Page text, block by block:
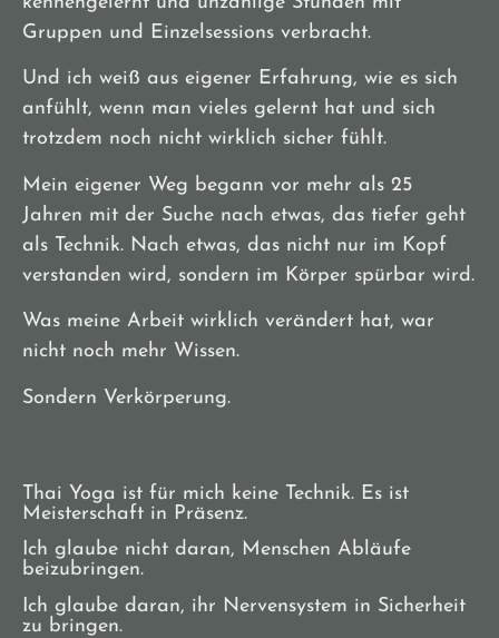
Gruppen und Einzelsessions verbracht.
Und ich weiß aus eigener Erfahrung, wie es sich
anfühlt, wenn man vieles gelernt hat und sich
trotzdem noch nicht wirklich sicher fühlt.
Mein eigener Weg begann vor mehr als 25
Jahren mit der Suche nach etwas, das tiefer geht
als Technik. Nach etwas, das nicht nur im Kopf
verstanden wird, sondern im Körper spürbar wird.
Was meine Arbeit wirklich verändert hat, war
nicht noch mehr Wissen.
Sondern Verkörperung.
Thai Yoga ist für mich keine Technik. Es ist
Meisterschaft in Präsenz.
Ich glaube nicht daran, Menschen Abläufe
beizubringen.
Ich glaube daran, ihr Nervensystem in Sicherheit
zu bringen.